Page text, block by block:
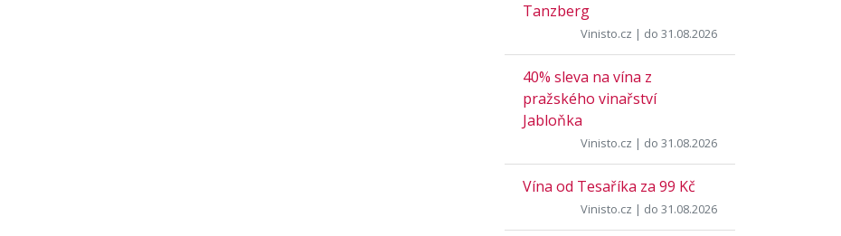
Tanzberg
Vinisto.cz | do 31.08.2026
40% sleva na vína z
pražského vinařství
Jabloňka
Vinisto.cz | do 31.08.2026
Vína od Tesaříka za 99 Kč
Vinisto.cz | do 31.08.2026